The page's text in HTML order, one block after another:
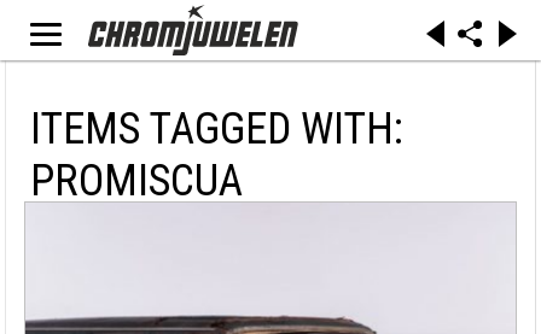
ITEMS TAGGED WITH:
PROMISCUA